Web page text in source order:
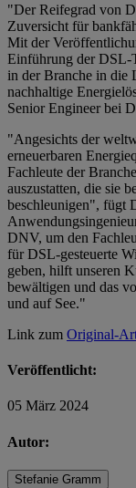
"Der Reifegrad von
Zuversicht für
Mit der
Einführung der DSL-
in der Branche in die
nachhaltige
Senior Engineer bei
"Angesichts der
erneuerbaren
Fachleute der
auszustatten, die sie
beschleunigen", fügt
DNV, um den
für DSL-gesteuerte
geben, hilft unseren
bewältigen und das
und auf See."
Link zum Original-
Veröffentlicht:
05 März 2024
Autor:
Stefanie Gramm